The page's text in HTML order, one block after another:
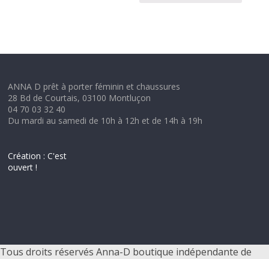
ANNA D prêt à porter féminin et chaussures
28 Bd de Courtais, 03100 Montluçon
04 70 03 32 40
Du mardi au samedi de 10h à 12h et de 14h à 19h
Création : C'est
ouvert !
Tous droits réservés Anna-D boutique indépendante de